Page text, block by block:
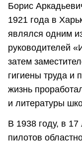
Борис
1921 года в
являлся одним
руководителей
за­тем
гигиены труда и
жизнь
и литературы
В 1938 году, в
пилотов